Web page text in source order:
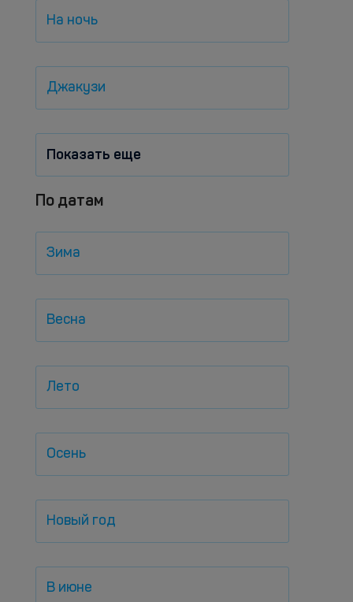
На ночь
Джакузи
Показать еще
По датам
Зима
Весна
Лето
Осень
Новый год
В июне